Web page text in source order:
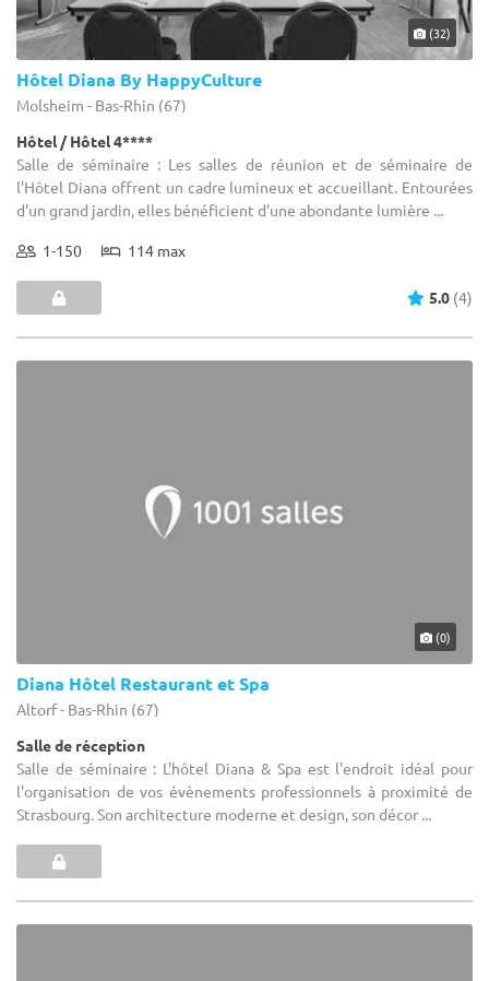
(32)
Hôtel Diana By HappyCulture
Molsheim - Bas-Rhin (67)
Hôtel / Hôtel 4****
Salle de séminaire : Les salles de réunion et de séminaire de
l'Hôtel Diana offrent un cadre lumineux et accueillant. Entourées
d'un grand jardin, elles bénéficient d'une abondante lumière ...
1-150 114 max
5.0 (4)
(0)
Diana Hôtel Restaurant et Spa
Altorf - Bas-Rhin (67)
Salle de réception
Salle de séminaire : L'hôtel Diana & Spa est l'endroit idéal pour
l'organisation de vos évènements professionnels à proximité de
Strasbourg. Son architecture moderne et design, son décor ...